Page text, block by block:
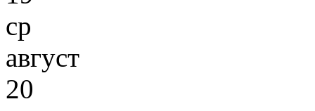
ср
август
20